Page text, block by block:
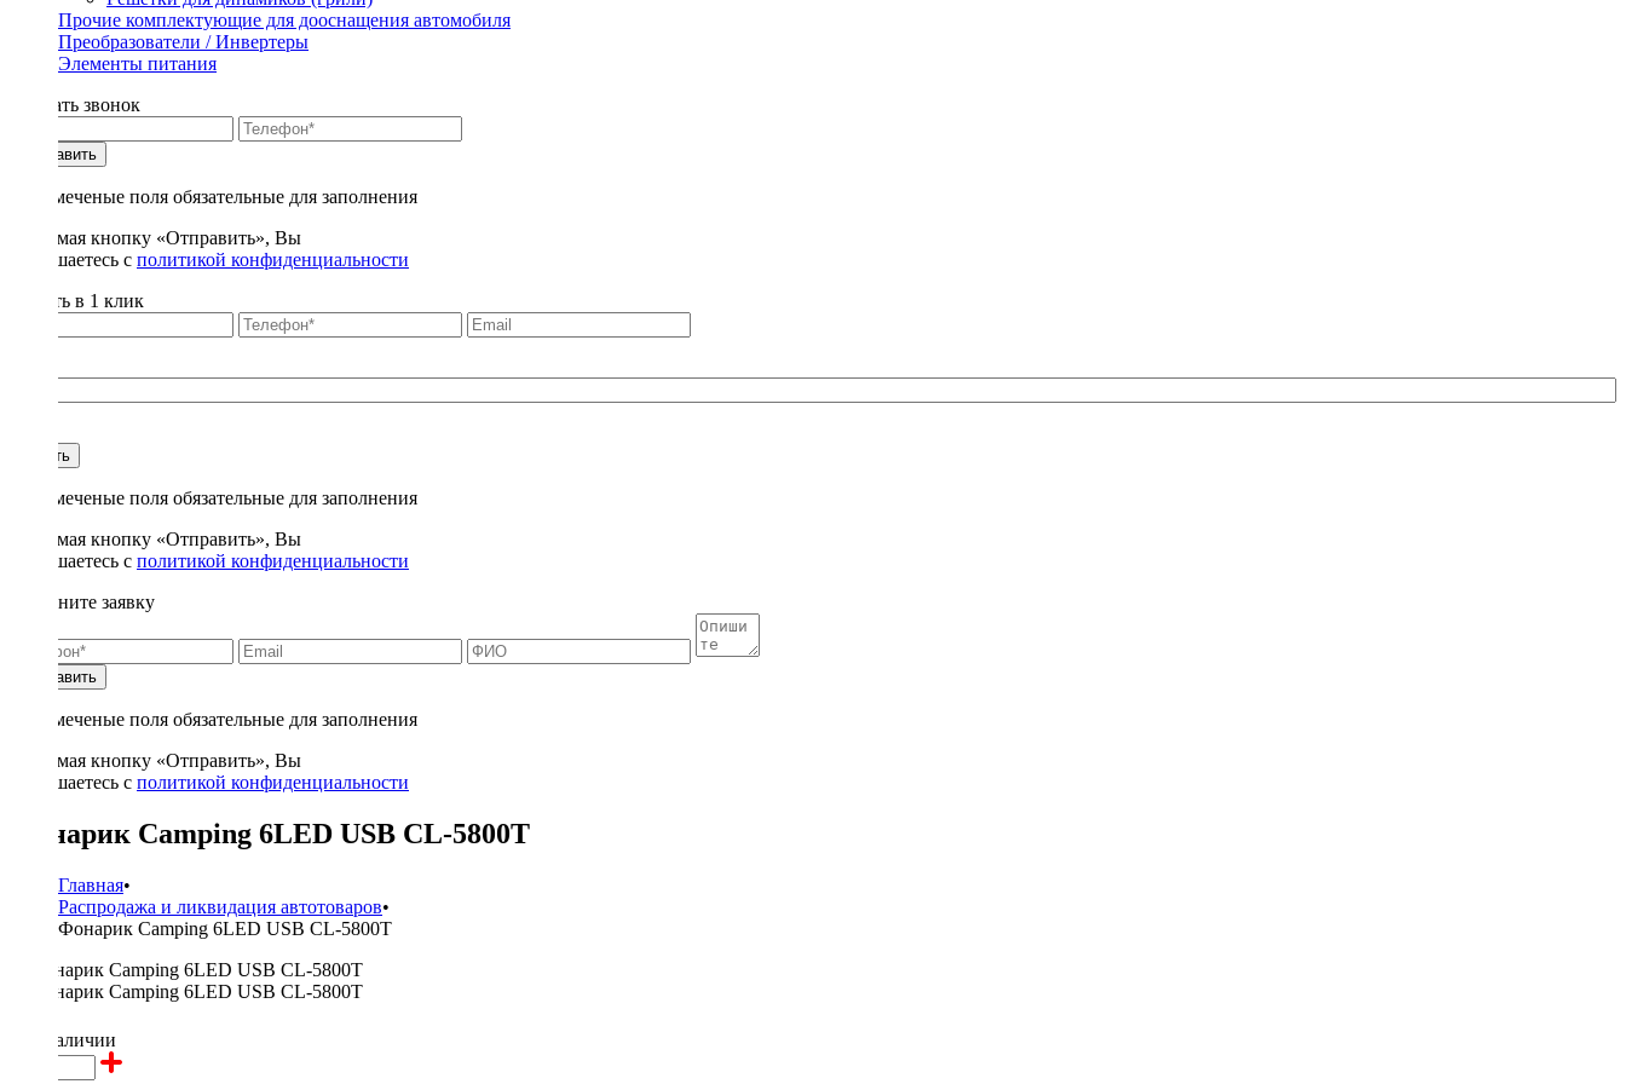
Прочие комплектующие для дооснащения автомобиля
Преобразователи / Инвертеры
Элементы питания
Заказать звонок
Отправить
* - отмеченые поля обязательные для заполнения
Нажимая кнопку «Отправить», Вы
соглашаетесь с политикой конфиденциальности
Купить в 1 клик
Купить
* - отмеченые поля обязательные для заполнения
Нажимая кнопку «Отправить», Вы
соглашаетесь с политикой конфиденциальности
Заполните заявку
Отправить
* - отмеченые поля обязательные для заполнения
Нажимая кнопку «Отправить», Вы
соглашаетесь с политикой конфиденциальности
Фонарик Camping 6LED USB CL-5800T
Главная•
Распродажа и ликвидация автотоваров•
Фонарик Camping 6LED USB CL-5800T
в наличии